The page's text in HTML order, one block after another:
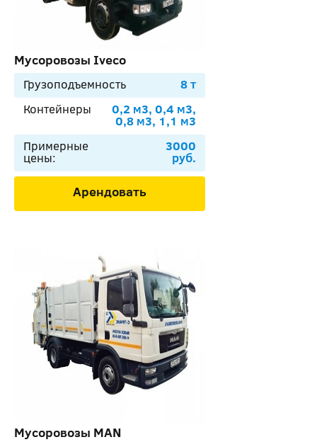
Мусоровозы Iveco
Грузоподъемность
8 т
Контейнеры
0,2 м3, 0,4 м3,
0,8 м3, 1,1 м3
Примерные
цены:
3000
руб.
Арендовать
Мусоровозы MAN